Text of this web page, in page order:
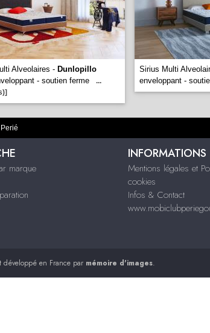
Alveolaires - Dunlopillo
- soutien ferme
...
Sirius Multi
enveloppant -
marque
INFORMATIONS
Mentions légales et
cookies
Infos & Contact
développé en France par mémoire d'images.